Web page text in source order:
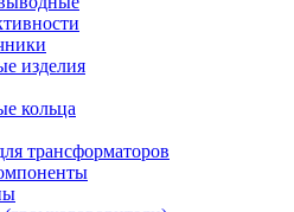
изделия
кольца
трансформаторов